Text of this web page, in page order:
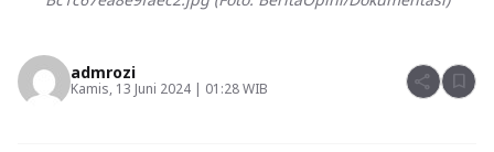
admrozi
Kamis, 13 Juni 2024 | 01:28 WIB share bookmark